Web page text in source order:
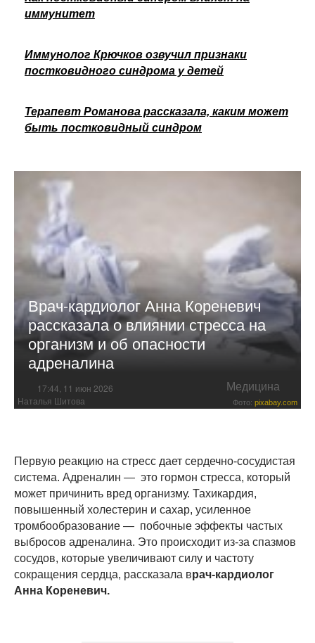
иммунитет
Иммунолог Крючков озвучил признаки
постковидного синдрома у детей
Терапевт Романова рассказала, каким может
быть постковидный синдром
Врач-кардиолог Анна Кореневич
рассказала о влиянии стресса на
организм и об опасности
адреналина
17:44, 11 июн 2026 Медицина
Наталья Шитова Фото: pixabay.com
Первую реакцию на стресс дает сердечно-сосудистая
система. Адреналин — это гормон стресса, который
может причинить вред организму. Тахикардия,
повышенный холестерин и сахар, усиленное
тромбообразование — побочные эффекты частых
выбросов адреналина. Это происходит из-за спазмов
сосудов, которые увеличивают силу и частоту
сокращения сердца, рассказала врач-кардиолог
Анна Кореневич.